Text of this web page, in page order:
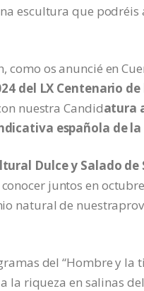
escultura que
como os anuncié en
del LX Centenario
nuestra Candidatura
española de la
Dulce y Salado de
juntos en
natural de
del “Hombre y la
la riqueza en salinas